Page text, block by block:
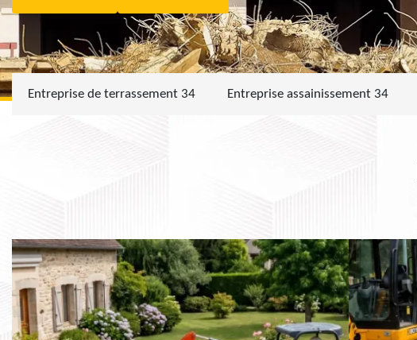
Entreprise de terrassement 34 Entreprise assainissement 34